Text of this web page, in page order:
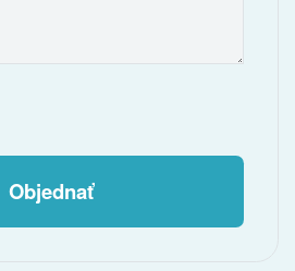
Objednať